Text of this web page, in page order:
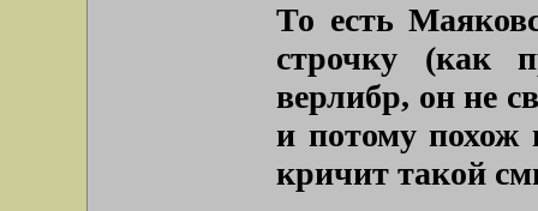
То есть
строчку (как
верлибр, он не
и потому похож
кричит такой